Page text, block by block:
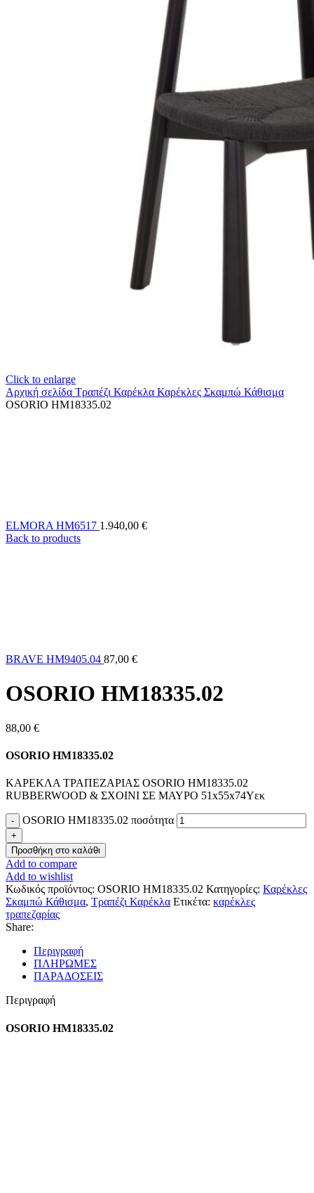
Click to enlarge
Αρχική σελίδα Τραπέζι Καρέκλα Καρέκλες Σκαμπώ Κάθισμα
OSORIO HM18335.02
ELMORA HM6517 1.940,00 €
Back to products
BRAVE HM9405.04 87,00 €
OSORIO HM18335.02
88,00 €
OSORIO HM18335.02
KΑΡΕΚΛΑ ΤΡΑΠΕΖΑΡΙΑΣ OSORIO HM18335.02
RUBBERWOOD & ΣΧΟΙΝΙ ΣΕ ΜΑΥΡΟ 51x55x74Υεκ
OSORIO HM18335.02 ποσότητα
Προσθήκη στο καλάθι
Add to compare
Add to wishlist
Κωδικός προϊόντος: OSORIO HM18335.02 Κατηγορίες: Καρέκλες
Σκαμπώ Κάθισμα, Τραπέζι Καρέκλα Ετικέτα: καρέκλες
τραπεζαρίας
Share:
Περιγραφή
ΠΛΗΡΩΜΕΣ
ΠΑΡΑΔΟΣΕΙΣ
Περιγραφή
OSORIO HM18335.02